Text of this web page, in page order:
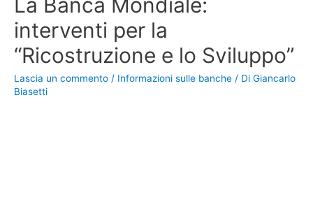
La Banca Mondiale:
interventi per la
“Ricostruzione e lo Sviluppo”
Lascia un commento / Informazioni sulle banche / Di Giancarlo
Biasetti